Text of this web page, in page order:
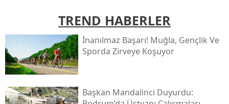
TREND HABERLER
İnanılmaz Başarı! Muğla, Gençlik Ve
Sporda Zirveye Koşuyor
Başkan Mandalinci Duyurdu: